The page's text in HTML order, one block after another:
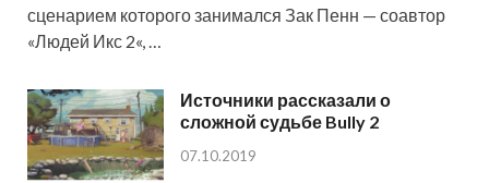
сценарием которого занимался Зак Пенн — соавтор
«Людей Икс 2«, …
Источники рассказали о
сложной судьбе Bully 2
07.10.2019